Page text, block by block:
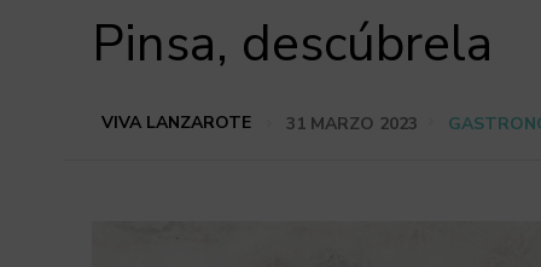
Pinsa, descúbrela
VIVA LANZAROTE 31 MARZO 2023